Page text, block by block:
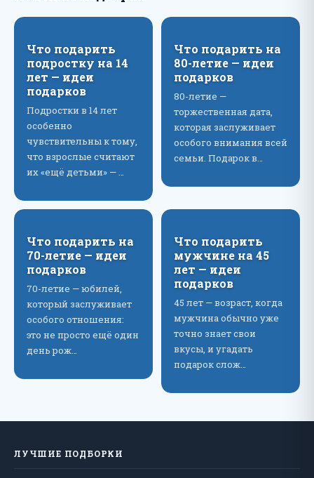
Что подарить
подростку на 14
лет — идеи
подарков
Подростки в 14 лет
особенно
чувствительны к тому,
что взрослые считают
их «ещё детьми» — …
Что подарить на
80-летие — идеи
подарков
80-летие —
торжественная дата,
которая заслуживает
особого внимания всей
семьи. Подарок в…
Что подарить на
70-летие — идеи
подарков
70-летие — юбилей,
который заслуживает
особого отношения:
это не просто ещё один
день рож…
Что подарить
мужчине на 45
лет — идеи
подарков
45 лет — возраст, когда
мужчина обычно уже
точно знает свои
вкусы, и угадать
подарок слож…
ЛУЧШИЕ ПОДБОРКИ